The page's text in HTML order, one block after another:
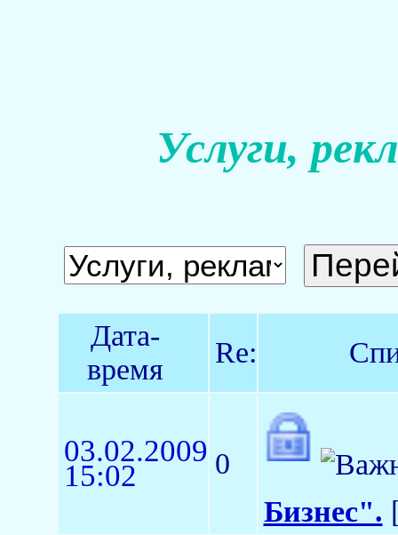
Услуги,
Дата-
время
Re:
03.02.2009
15:02
0
Бизнес".